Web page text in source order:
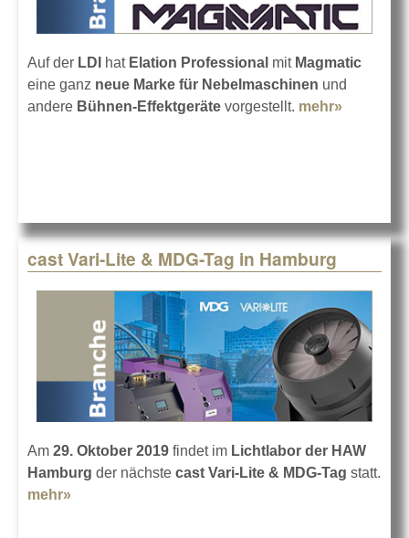
Auf der LDI hat Elation Professional mit Magmatic
eine ganz neue Marke für Nebelmaschinen und
andere Bühnen-Effektgeräte vorgestellt. mehr»
cast Vari-Lite & MDG-Tag in Hamburg
Am 29. Oktober 2019 findet im Lichtlabor der HAW
Hamburg der nächste cast Vari-Lite & MDG-Tag statt.
mehr»